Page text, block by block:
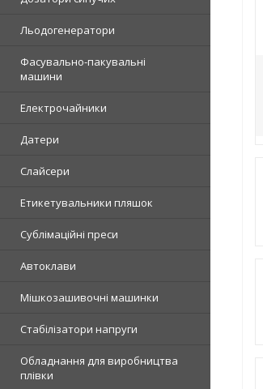
Льодогенератори
Фасувально-пакувальні
машини
Електрочайники
Датери
Слайсери
Етикетувальники пляшок
Сублімаційні преси
Автоклави
Мішкозашивочні машинки
Стабілізатори напруги
Обладнання для виробництва
плівки